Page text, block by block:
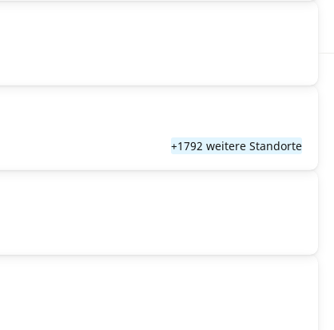
+1792 weitere Standorte